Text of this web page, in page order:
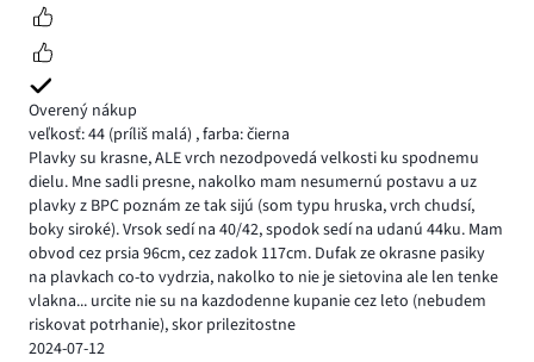
Overený nákup
veľkosť: 44 (príliš malá) ,farba: čierna
Plavky su krasne, ALE vrch nezodpovedá velkosti ku spodnemu
dielu. Mne sadli presne, nakolko mam nesumernú postavu a uz
plavky z BPC poznám ze tak sijú (som typu hruska, vrch chudsí,
boky siroké). Vrsok sedí na 40/42, spodok sedí na udanú 44ku. Mam
obvod cez prsia 96cm, cez zadok 117cm. Dufak ze okrasne pasiky
na plavkach co-to vydrzia, nakolko to nie je sietovina ale len tenke
vlakna... urcite nie su na kazdodenne kupanie cez leto (nebudem
riskovat potrhanie), skor prilezitostne
2024-07-12